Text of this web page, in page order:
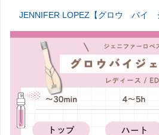
JENNIFER LOPEZ【グロウ バイ